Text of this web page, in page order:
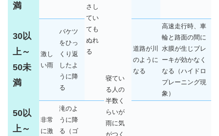
満
さし
てい
ても
ぬれ
る
寝てい
る人の
半数く
らいが
雨に気
がつく
30以
上～
50未
満
激し
い雨
バケツ
をひっ
くり返
したよ
うに降
る
道路が川
のように
なる
高速走行時、車
輪と路面の間に
水膜が生じブレ
ーキが効かなく
なる（ハイドロ
プレーニング現
象）
50以
上～
非常
に激
滝のよ
うに降
る（ゴ